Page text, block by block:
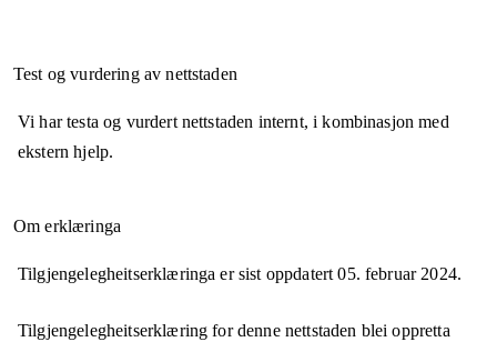
Test og vurdering av nettstaden
Vi har testa og vurdert nettstaden internt, i kombinasjon med
ekstern hjelp.
Om erklæringa
Tilgjengelegheitserklæringa er sist oppdatert05. februar 2024.
Tilgjengelegheitserklæring for denne nettstaden blei oppretta